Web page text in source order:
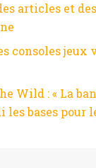
articles et
consoles jeux
Wild : « La
les bases pour